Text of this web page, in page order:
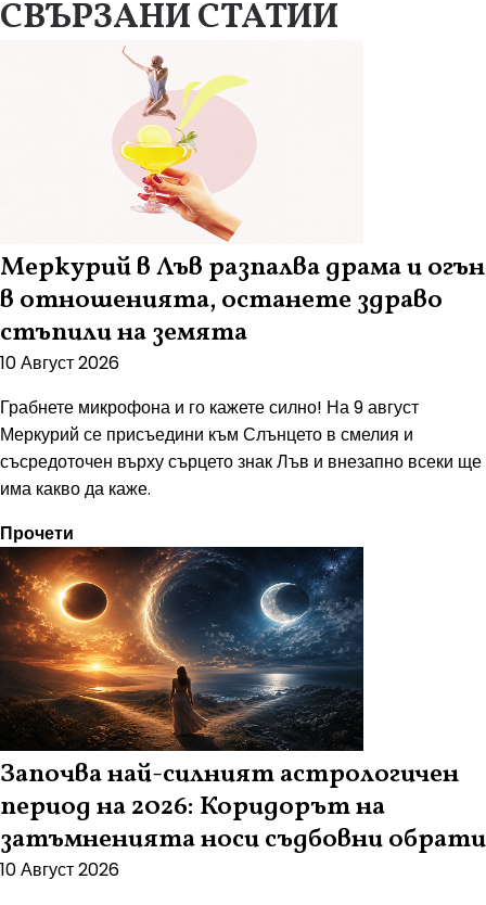
СВЪРЗАНИ СТАТИИ
Меркурий в Лъв разпалва драма и огън
в отношенията, останете здраво
стъпили на земята
10 Август 2026
Грабнете микрофона и го кажете силно! На 9 август
Меркурий се присъедини към Слънцето в смелия и
съсредоточен върху сърцето знак Лъв и внезапно всеки ще
има какво да каже.
Прочети
Започва най-силният астрологичен
период на 2026: Коридорът на
затъмненията носи съдбовни обрати
10 Август 2026